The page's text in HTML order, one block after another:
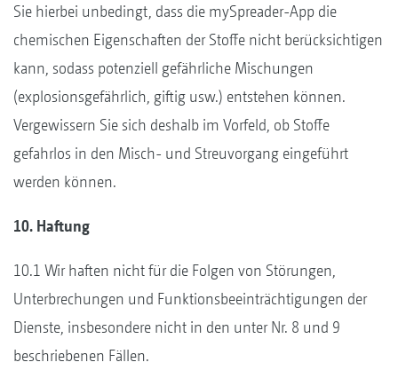
Sie hierbei unbedingt, dass die mySpreader-App die
chemischen Eigenschaften der Stoffe nicht berücksichtigen
kann, sodass potenziell gefährliche Mischungen
(explosionsgefährlich, giftig usw.) entstehen können.
Vergewissern Sie sich deshalb im Vorfeld, ob Stoffe
gefahrlos in den Misch- und Streuvorgang eingeführt
werden können.
10. Haftung
10.1 Wir haften nicht für die Folgen von Störungen,
Unterbrechungen und Funktionsbeeinträchtigungen der
Dienste, insbesondere nicht in den unter Nr. 8 und 9
beschriebenen Fällen.